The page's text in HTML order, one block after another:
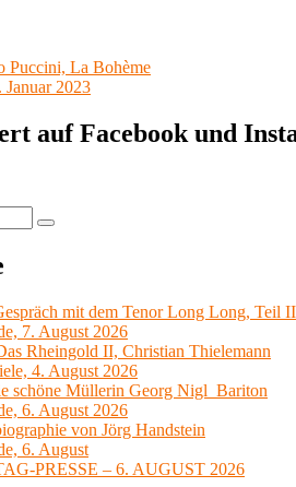
Puccini, La Bohème
Januar 2023
auf Facebook und
Suchen
mit dem Tenor Long Long, Teil II
7. August 2026
Rheingold II, Christian Thielemann
4. August 2026
schöne Müllerin Georg Nigl Bariton
6. August 2026
von Jörg Handstein
6. August
PRESSE – 6. AUGUST 2026